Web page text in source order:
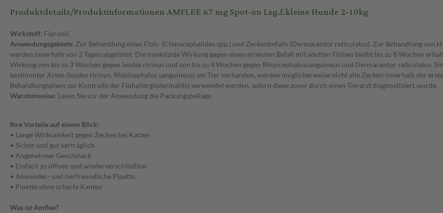
Produktdetails/Produktinformationen AMFLEE 67 mg Spot-on Lsg.f.kleine Hunde 2-10kg
Wirkstoff: Fipronil.
Anwendungsgebiete: Zur Behandlung eines Floh- (Ctenocephalides spp.) und Zeckenbefalls (Dermacentor reticulatus). Zur Behandlung von
werden innerhalb von 2 Tagen abgetötet. Die insektizide Wirkung gegen einen erneuten Befall mit adulten Flöhen bleibt bis zu 8 Wochen
Wirkung von bis zu 3 Wochen gegen Ixodes ricinus und von bis zu 4 Wochen gegen Rhipicephalussanguineus und Dermacentor reticulatus.
bestimmter Arten (Ixodes ricinus, Rhipicephalus sanguineus) am Tier vorhanden, werden möglicherweise nicht alle Zecken innerhalb der
Behandlungsplans zur Kontrolle der Flohallergiedermatitis verwendet werden, sofern diese zuvor durch einen Tierarzt diagnostiziert wurde.
Warnhinweise: Lesen Sie vor der Anwendung die Packungsbeilage.
Ihre Vorteile auf einem Blick:
• Lange Wirksamkeit gegen Zecken bei Katzen
• Sicher und gut verträglich
• Angenehmer Geschmack
• Einfach zu öffnen und wiederverschließbar
• Anwender- und tierfreundliche Pipette
• Pipette ohne scharfe Kanten
Was ist Amflee?